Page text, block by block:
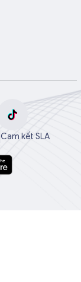
Cam kết SLA